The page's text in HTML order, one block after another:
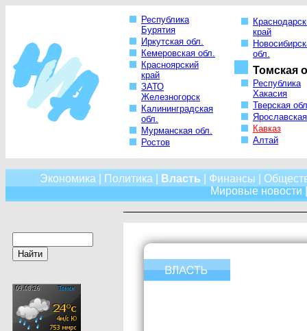
Республика
Бурятия
Иркутская обл.
Кемеровская обл.
Красноярский
край
ЗАТО
Железногорск
Калининградская
обл.
Мурманская обл.
Ростов
край
обл.
Томская
Республика
Хакасия
Тверская
Кавказ
Алтай
Экономика Политика Власть Финансы
Мировые новости